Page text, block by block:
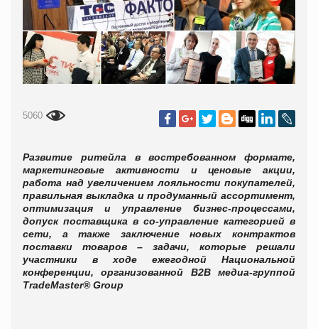
5060
Развитие ритейла в востребованном формате,
маркетинговые активности и ценовые акции,
работа над увеличением лояльности покупателей,
правильная выкладка и продуманный ассортимент,
оптимизация и управление бизнес-процессами,
допуск поставщика в со-управление категорией в
сети, а также заключение новых контрактов
поставки товаров – задачи, которые решали
участники в ходе ежегодной Национальной
конференции, организованной В2В медиа-группой
TradeMaster® Group